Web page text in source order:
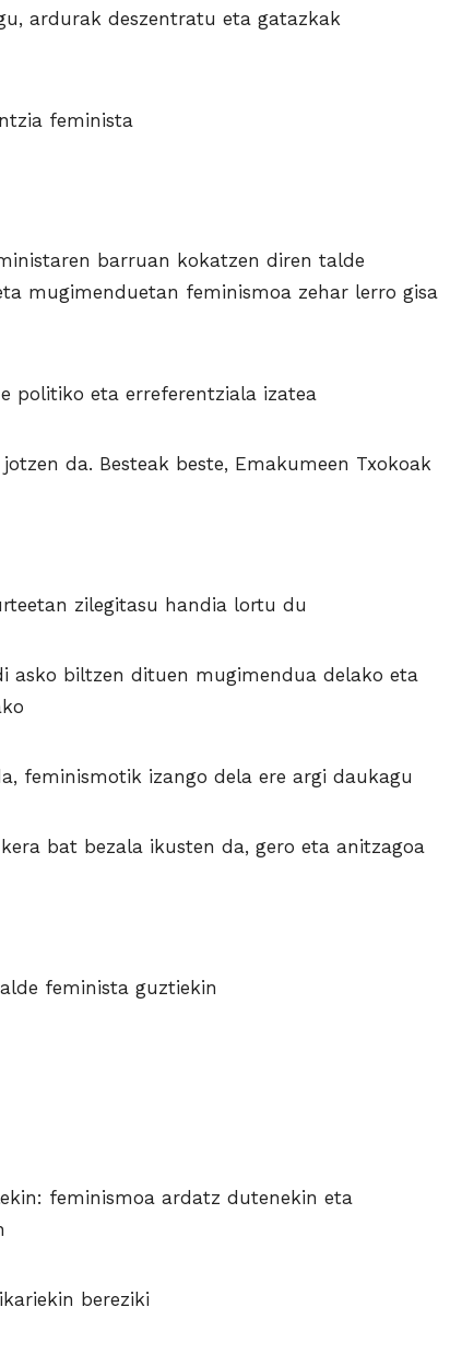
ardurak deszentratu eta gatazkak
feminista
barruan kokatzen diren talde
mugimenduetan feminismoa zehar lerro gisa
politiko eta erreferentziala izatea
da. Besteak beste, Emakumeen Txokoak
zilegitasu handia lortu du
asko biltzen dituen mugimendua delako eta
feminismotik izango dela ere argi daukagu
bat bezala ikusten da, gero eta anitzagoa
feminista guztiekin
feminismoa ardatz dutenekin eta
bereziki